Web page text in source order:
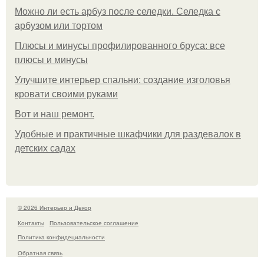
Можно ли есть арбуз после селедки. Селедка с
арбузом или тортом
Плюсы и минусы профилированного бруса: все
плюсы и минусы
Улучшите интерьер спальни: создание изголовья
кровати своими руками
Boт и наш ремoнт.
Удобные и практичные шкафчики для раздевалок в
детских садах
© 2026 Интерьер и Декор
Контакты
Пользовательское соглашение
Политика конфидециальности
Обратная связь